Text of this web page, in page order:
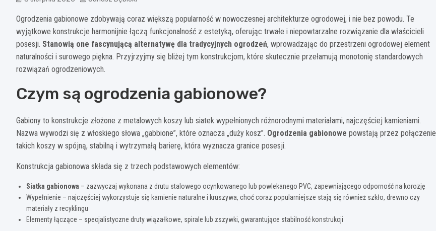
Ogrodzenia gabionowe zdobywają coraz większą popularność w nowoczesnej architekturze ogrodowej, i nie bez powodu. Te
wyjątkowe konstrukcje harmonijnie łączą funkcjonalność z estetyką, oferując trwałe i niepowtarzalne rozwiązanie dla właścicieli
posesji. Stanowią one fascynującą alternatywę dla tradycyjnych ogrodzeń, wprowadzając do przestrzeni ogrodowej element
naturalności i surowego piękna. Przyjrzyjmy się bliżej tym konstrukcjom, które skutecznie przełamują monotonię standardowych
rozwiązań ogrodzeniowych.
Czym są ogrodzenia gabionowe?
Gabiony to konstrukcje złożone z metalowych koszy lub siatek wypełnionych różnorodnymi materiałami, najczęściej kamieniami.
Nazwa wywodzi się z włoskiego słowa „gabbione”, które oznacza „duży kosz”. Ogrodzenia gabionowe powstają przez połączenie
takich koszy w spójną, stabilną i wytrzymałą barierę, która wyznacza granice posesji.
Konstrukcja gabionowa składa się z trzech podstawowych elementów:
Siatka gabionowa – zazwyczaj wykonana z drutu stalowego ocynkowanego lub powlekanego PVC, zapewniającego odporność na korozję
Wypełnienie – najczęściej wykorzystuje się kamienie naturalne i kruszywa, choć coraz popularniejsze stają się również szkło, drewno czy
materiały z recyklingu
Elementy łączące – specjalistyczne druty wiązałkowe, spirale lub zszywki, gwarantujące stabilność konstrukcji